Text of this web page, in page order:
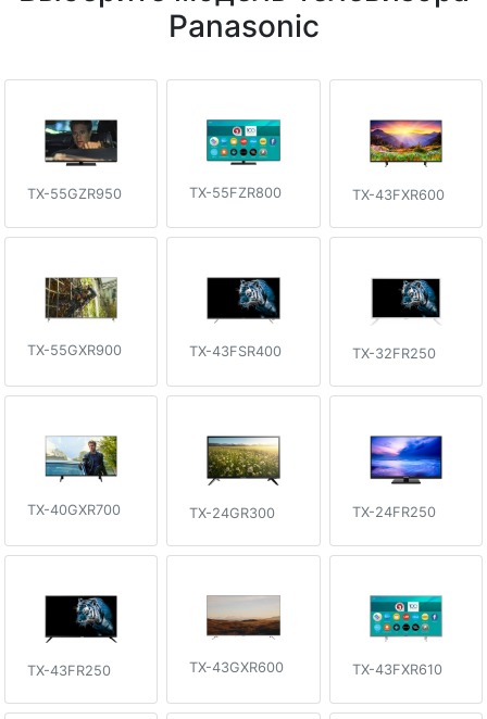
Panasonic
TX-55GZR950 TX-55FZR800 TX-43FXR600
TX-55GXR900 TX-43FSR400 TX-32FR250
TX-40GXR700 TX-24GR300 TX-24FR250
TX-43FR250 TX-43GXR600 TX-43FXR610